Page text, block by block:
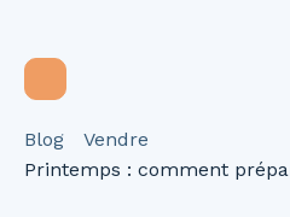
Blog
Vendre
Printemps : comment